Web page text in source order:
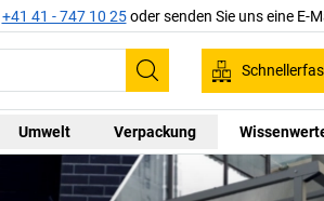
+41 41 - 747 10 25oder senden Sie uns eine E-
Suchen
Umwelt Verpackung